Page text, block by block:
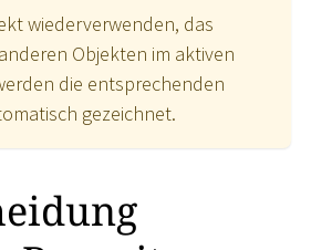
wiederverwenden, das
Objekten im aktiven
die entsprechenden
gezeichnet.